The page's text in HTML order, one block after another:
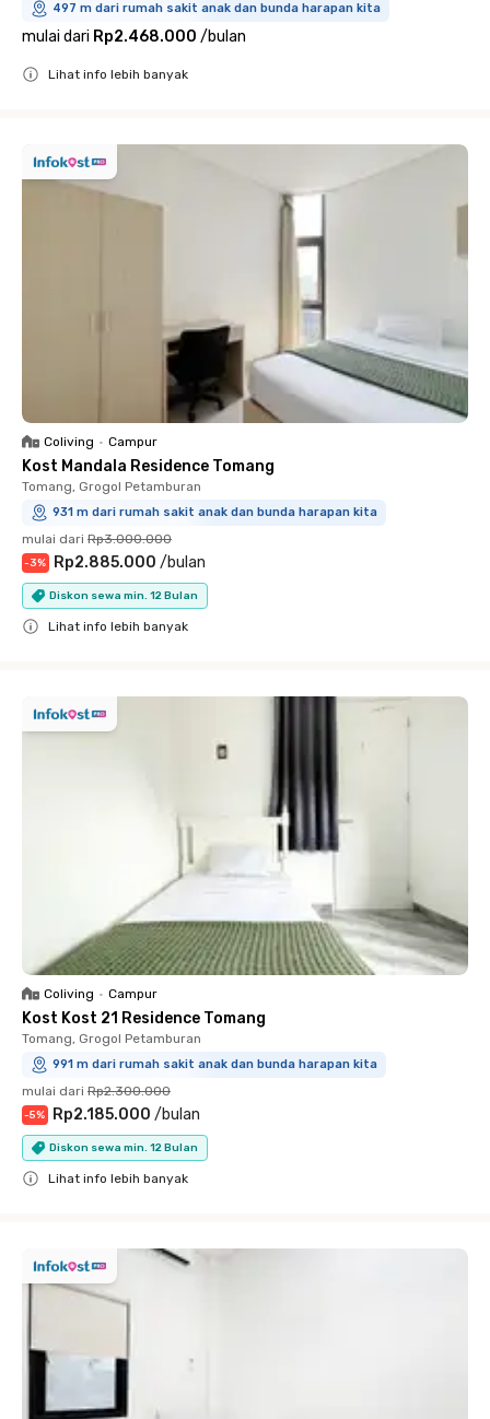
497 m dari rumah sakit anak dan bunda harapan kita
mulai dari Rp2.468.000 /bulan
Lihat info lebih banyak
Coliving • Campur
Kost Mandala Residence Tomang
Tomang, Grogol Petamburan
931 m dari rumah sakit anak dan bunda harapan kita
mulai dari Rp3.000.000
-3% Rp2.885.000 /bulan
Diskon sewa min. 12 Bulan
Lihat info lebih banyak
Coliving • Campur
Kost Kost 21 Residence Tomang
Tomang, Grogol Petamburan
991 m dari rumah sakit anak dan bunda harapan kita
mulai dari Rp2.300.000
-5% Rp2.185.000 /bulan
Diskon sewa min. 12 Bulan
Lihat info lebih banyak